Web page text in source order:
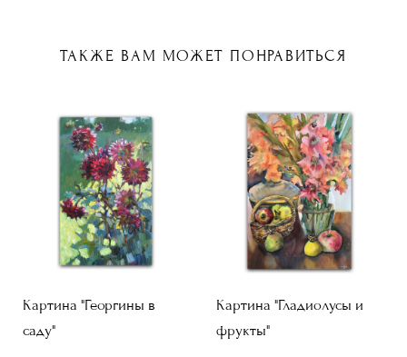
ТАКЖЕ ВАМ МОЖЕТ ПОНРАВИТЬСЯ
Картина "Георгины в
саду"
Картина "Гладиолусы и
фрукты"